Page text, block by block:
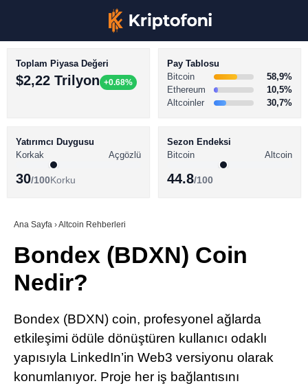
Youtube
Pinterest
LinkedIn
BİTCOİN HABERLERİ
ALTCOİN HABERLERİ
SÖZLÜK
Toplam Piyasa Değeri
$2,22 Trilyon +0.68%
Pay Tablosu
Bitcoin
58,9%
Ethereum
10,5%
Altcoinler
30,7%
Yatırımcı Duygusu
Korkak
Açgözlü
30/100Korku
Sezon Endeksi
Bitcoin
Altcoin
44.8/100
Ana Sayfa ›Altcoin Rehberleri
Bondex (BDXN) Coin
Nedir?
Bondex (BDXN) coin, profesyonel ağlarda
etkileşimi ödüle dönüştüren kullanıcı odaklı
yapısıyla LinkedIn’in Web3 versiyonu olarak
konumlanıyor. Proje her iş bağlantısını